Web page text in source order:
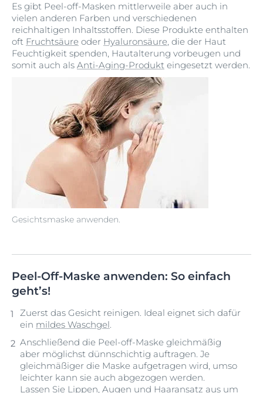
Gesichtsmaske anwenden.
Es gibt Peel-off-Masken mittlerweile aber auch in
vielen anderen Farben und verschiedenen
reichhaltigen Inhaltsstoffen. Diese Produkte enthalten
oft Fruchtsäure oder Hyaluronsäure, die der Haut
Feuchtigkeit spenden, Hautalterung vorbeugen und
somit auch als Anti-Aging-Produkt eingesetzt werden.
Peel-Off-Maske anwenden: So einfach
geht’s!
Zuerst das Gesicht reinigen. Ideal eignet sich dafür
ein mildes Waschgel.
Anschließend die Peel-off-Maske gleichmäßig
aber möglichst dünnschichtig auftragen. Je
gleichmäßiger die Maske aufgetragen wird, umso
leichter kann sie auch abgezogen werden.
Lassen Sie Lippen, Augen und Haaransatz aus um